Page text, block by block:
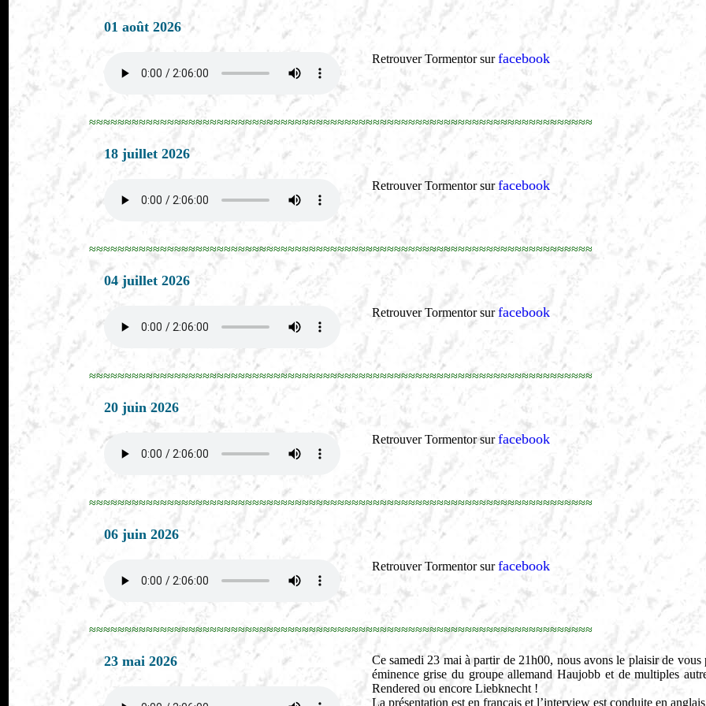
01 août 2026
Retrouver Tormentor surfacebook
≈≈≈≈≈≈≈≈≈≈≈≈≈≈≈≈≈≈≈≈≈≈≈≈≈≈≈≈≈≈≈≈≈≈≈≈≈≈≈≈≈≈≈≈≈≈≈≈≈≈≈≈≈≈≈≈≈≈≈≈≈≈≈≈≈≈≈≈≈≈≈
18 juillet 2026
Retrouver Tormentor surfacebook
≈≈≈≈≈≈≈≈≈≈≈≈≈≈≈≈≈≈≈≈≈≈≈≈≈≈≈≈≈≈≈≈≈≈≈≈≈≈≈≈≈≈≈≈≈≈≈≈≈≈≈≈≈≈≈≈≈≈≈≈≈≈≈≈≈≈≈≈≈≈≈
04 juillet 2026
Retrouver Tormentor surfacebook
≈≈≈≈≈≈≈≈≈≈≈≈≈≈≈≈≈≈≈≈≈≈≈≈≈≈≈≈≈≈≈≈≈≈≈≈≈≈≈≈≈≈≈≈≈≈≈≈≈≈≈≈≈≈≈≈≈≈≈≈≈≈≈≈≈≈≈≈≈≈≈
20 juin 2026
Retrouver Tormentor surfacebook
≈≈≈≈≈≈≈≈≈≈≈≈≈≈≈≈≈≈≈≈≈≈≈≈≈≈≈≈≈≈≈≈≈≈≈≈≈≈≈≈≈≈≈≈≈≈≈≈≈≈≈≈≈≈≈≈≈≈≈≈≈≈≈≈≈≈≈≈≈≈≈
06 juin 2026
Retrouver Tormentor surfacebook
≈≈≈≈≈≈≈≈≈≈≈≈≈≈≈≈≈≈≈≈≈≈≈≈≈≈≈≈≈≈≈≈≈≈≈≈≈≈≈≈≈≈≈≈≈≈≈≈≈≈≈≈≈≈≈≈≈≈≈≈≈≈≈≈≈≈≈≈≈≈≈
23 mai 2026
Ce samedi 23 mai à partir de 21h00, nous avons le plaisir de
éminence grise du groupe allemand Haujobb et de multiples
Rendered ou encore Liebknecht !
La présentation est en français et l’interview est conduite en